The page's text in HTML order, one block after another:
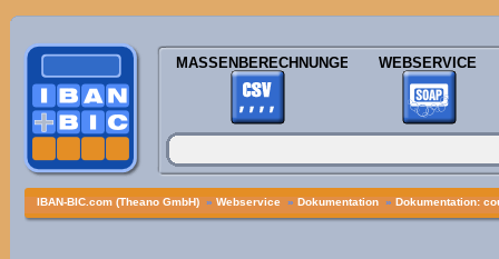
MASSENBERECHNUNGEN WEBSERVICE
IBAN-BIC.com (Theano GmbH) » Webservice » Dokumentation » Dokumentation: